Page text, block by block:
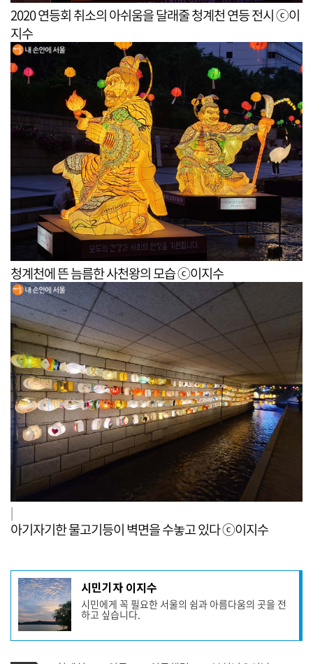
2020 연등회 취소의 아쉬움을 달래줄 청계천 연등 전시 ⓒ이
지수
청계천에 뜬 늠름한 사천왕의 모습 ⓒ이지수
|
아기자기한 물고기등이 벽면을 수놓고 있다 ⓒ이지수
기
사
작
성
자
프
시민기자 이지수
시민에게 꼭 필요한 서울의 쉼과 아름다움의 곳을 전
하고 싶습니다.
기